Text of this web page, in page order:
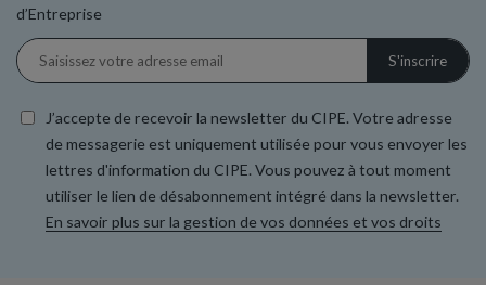
d’Entreprise
J’accepte de recevoir la newsletter du CIPE. Votre adresse
de messagerie est uniquement utilisée pour vous envoyer les
lettres d'information du CIPE. Vous pouvez à tout moment
utiliser le lien de désabonnement intégré dans la newsletter.
En savoir plus sur la gestion de vos données et vos droits